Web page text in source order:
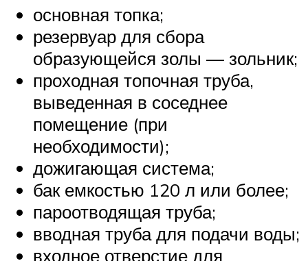
основная топка;
резервуар для сбора
образующейся золы — зольник;
проходная топочная труба,
выведенная в соседнее
помещение (при
необходимости);
дожигающая система;
бак емкостью 120 л или более;
пароотводящая труба;
вводная труба для подачи воды;
входное отверстие для